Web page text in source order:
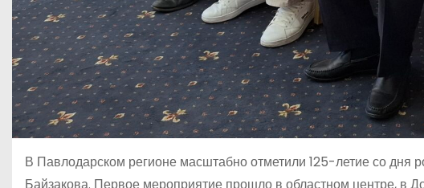
В Павлодарском регионе масштабно отметили 125-летие со дня